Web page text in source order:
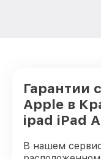
Гарантии
Apple в
ipad iPad
В нашем